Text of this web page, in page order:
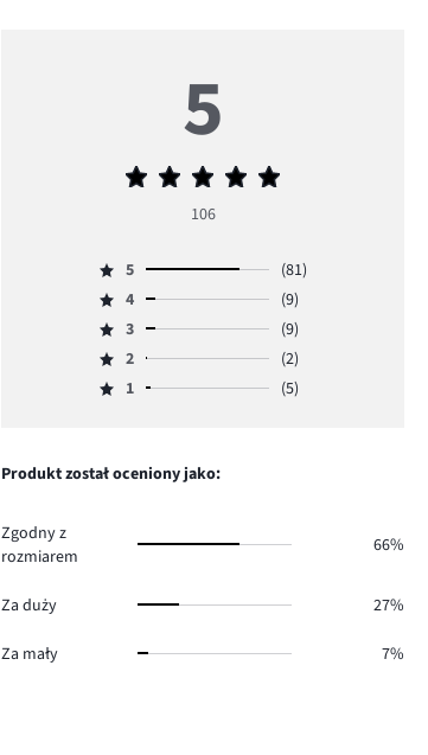
5
Średnia
5
106
Ocena
5,
ilość
głosów
5
(81)
Ocena
4,
ilość
głosów
4
(9)
Ocena
3,
ilość
3
(9)
Ocena
2,
2.
2
(2)
Ocena
głosów
1 (5)
Produkt został oceniony jako:
Zgodny z
rozmiarem
66%
Za duży 27%
Za mały 7%